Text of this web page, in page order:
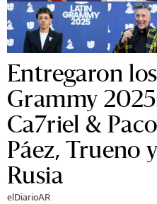
Entregaron
Grammy
Ca7riel &
Páez, Trueno
Rusia
elDiarioAR